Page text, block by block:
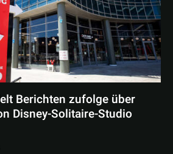
Berichten zufolge über
Disney-Solitaire-Studio